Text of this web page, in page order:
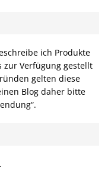
ich Produkte
zur Verfügung gestellt
gelten diese
Blog daher bitte
.